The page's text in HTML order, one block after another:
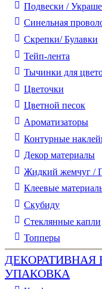
Подвески /
Синельная
Скрепки/ Булавки
Тейп-лента
Тычинки для
Цветочки
Цветной песок
Ароматизаторы
Контурные
Декор материалы
Жидкий жемчуг /
Клеевые
Скубиду
Стеклянные капли
Топперы
ДЕКОРАТИВНАЯ
УПАКОВКА